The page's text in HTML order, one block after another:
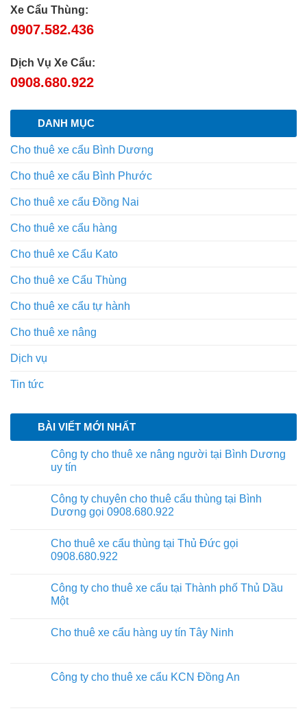
Xe Cẩu Thùng:
0907.582.436
Dịch Vụ Xe Cẩu:
0908.680.922
DANH MỤC
Cho thuê xe cẩu Bình Dương
Cho thuê xe cẩu Bình Phước
Cho thuê xe cẩu Đồng Nai
Cho thuê xe cẩu hàng
Cho thuê xe Cẩu Kato
Cho thuê xe Cẩu Thùng
Cho thuê xe cẩu tự hành
Cho thuê xe nâng
Dịch vụ
Tin tức
BÀI VIẾT MỚI NHẤT
Công ty cho thuê xe nâng người tại Bình Dương
uy tín
Công ty chuyên cho thuê cẩu thùng tại Bình
Dương gọi 0908.680.922
Cho thuê xe cẩu thùng tại Thủ Đức gọi
0908.680.922
Công ty cho thuê xe cẩu tại Thành phố Thủ Dầu
Một
Cho thuê xe cẩu hàng uy tín Tây Ninh
Công ty cho thuê xe cẩu KCN Đồng An